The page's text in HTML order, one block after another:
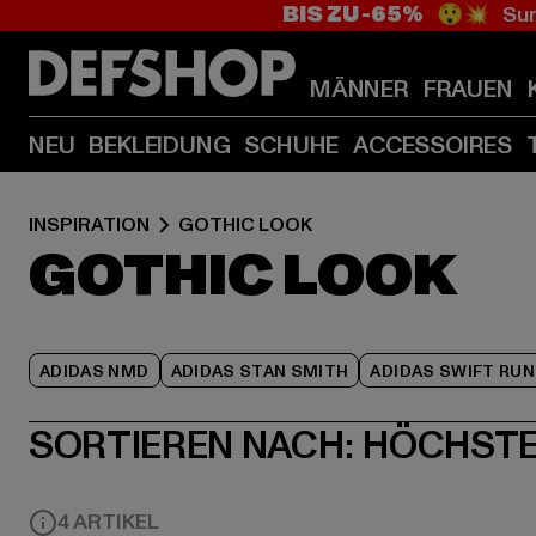
BIS ZU -65% 😲💥
MÄNNER FRAUEN
NEU BEKLEIDUNG SCHUHE ACCESSOIRES
INSPIRATION GOTHIC LOOK
GOTHIC LOOK
ADIDAS NMD ADIDAS STAN SMITH ADIDAS SWIFT RUN
SORTIEREN NACH:
4 ARTIKEL